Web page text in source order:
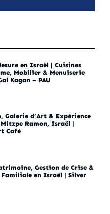
en Israël | Cuisines
Mobilier & Menuiserie
Kagan – PAU
Galerie d’Art & Expérience
Ramon, Israël |
Café
Gestion de Crise &
Familiale en Israël | Silver